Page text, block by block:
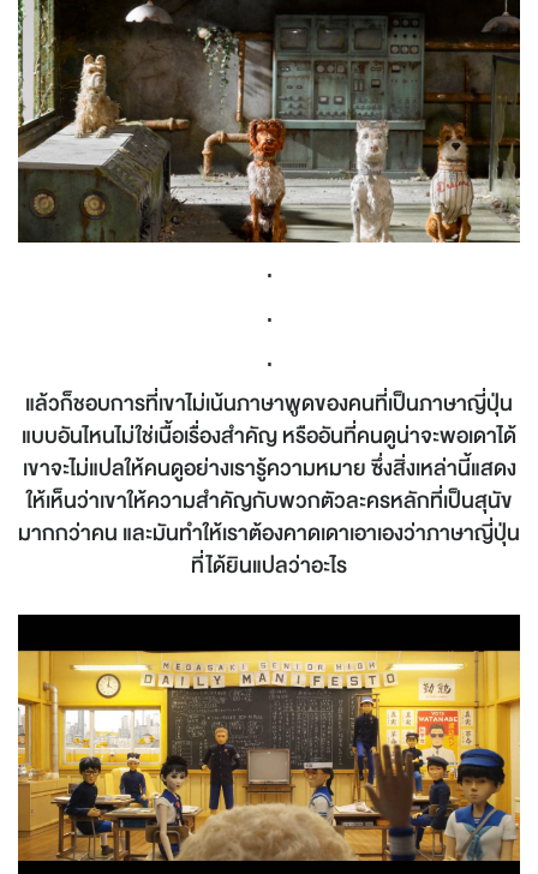
.
.
.
แล้วก็ชอบการที่เขาไม่เน้นภาษาพูดของคนที่เป็นภาษาญี่ปุ่น
แบบอันไหนไม่ใช่เนื้อเรื่องสำคัญ หรืออันที่คนดูน่าจะพอเดาได้
เขาจะไม่แปลให้คนดูอย่างเรารู้ความหมาย ซึ่งสิ่งเหล่านี้แสดง
ให้เห็นว่าเขาให้ความสำคัญกับพวกตัวละครหลักที่เป็นสุนัข
มากกว่าคน และมันทำให้เราต้องคาดเดาเอาเองว่าภาษาญี่ปุ่น
ที่ได้ยินแปลว่าอะไร